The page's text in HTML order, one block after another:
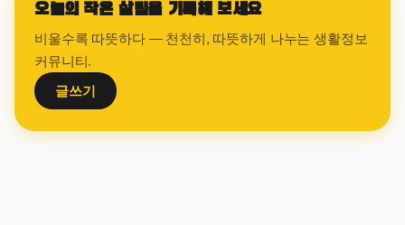
오늘의 작은 살림을 기록해 보세요
비울수록 따뜻하다 — 천천히, 따뜻하게 나누는 생활정보
커뮤니티.
글쓰기